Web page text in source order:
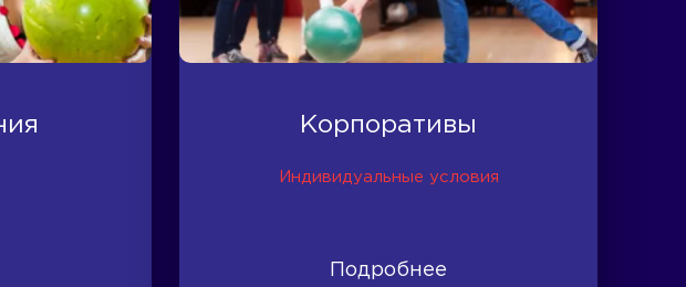
Корпоративы
Индивидуальные условия
Подробнее